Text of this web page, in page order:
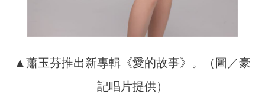
▲蕭玉芬推出新專輯《愛的故事》。（圖／豪
記唱片提供）